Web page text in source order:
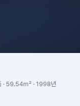
· 59.54m² · 1998년